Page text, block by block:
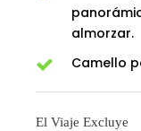
almorzar.
Camello
El Viaje Excluye